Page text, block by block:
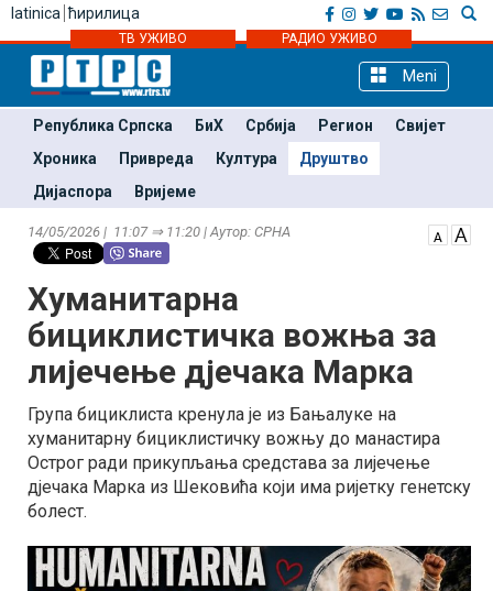
latinica ћирилица
ТВ УЖИВО РАДИО УЖИВО
Meni
Република Српска БиХ Србија Регион
Свијет
Хроника
Привреда Култура
Друштво
Дијаспора
Вријеме
14/05/2026 | 11:07 ⇒ 11:20 | Аутор: СРНА
Хуманитарна
бициклистичка вожња за
лијечење дјечака Марка
Група бициклиста кренула је из Бањалуке на
хуманитарну бициклистичку вожњу до манастира
Острог ради прикупљања средстава за лијечење
дјечака Марка из Шековића који има ријетку генетску
болест.